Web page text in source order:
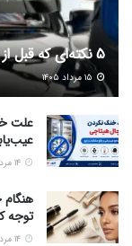
5 نکته‌ای که قبل از نصب شیشه جلو خودرو باید بدانید
علت
توجه